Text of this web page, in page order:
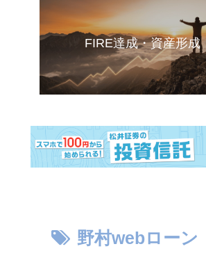
FIRE達成・資産形成
野村webローン